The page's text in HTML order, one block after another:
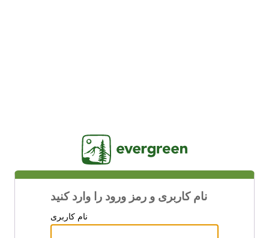
نام کاربری و رمز ورود را وارد کنید
نام کاربری